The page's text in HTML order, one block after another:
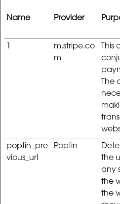
Name Provider
1
m.stripe.co
m
This
The
poptin_pre
vious_url
Poptin
the
any
the
the